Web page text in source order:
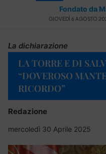
Fondato da
GIOVEDÌ 6 AGOSTO
La dichiarazione
LA TORRE E DI
“DOVEROSO
RICORDO”
Redazione
mercoledì 30 Aprile 2025